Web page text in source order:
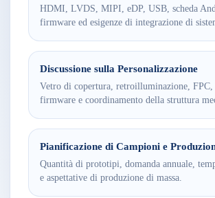
HDMI, LVDS, MIPI, eDP, USB, scheda
firmware ed esigenze di integrazione di
Discussione sulla Personalizzazione
Vetro di copertura, retroilluminazione, FPC,
firmware e coordinamento della struttura
Pianificazione di Campioni e
Quantità di prototipi, domanda annuale,
e aspettative di produzione di massa.